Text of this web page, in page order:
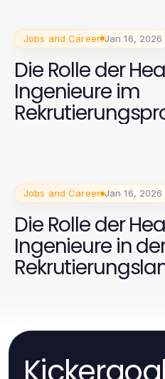
Jobs and Career Jan 16, 2026
Die Rolle der
Ingenieure im
Jobs and Career Jan 16, 2026
Die Rolle der
Ingenieure in